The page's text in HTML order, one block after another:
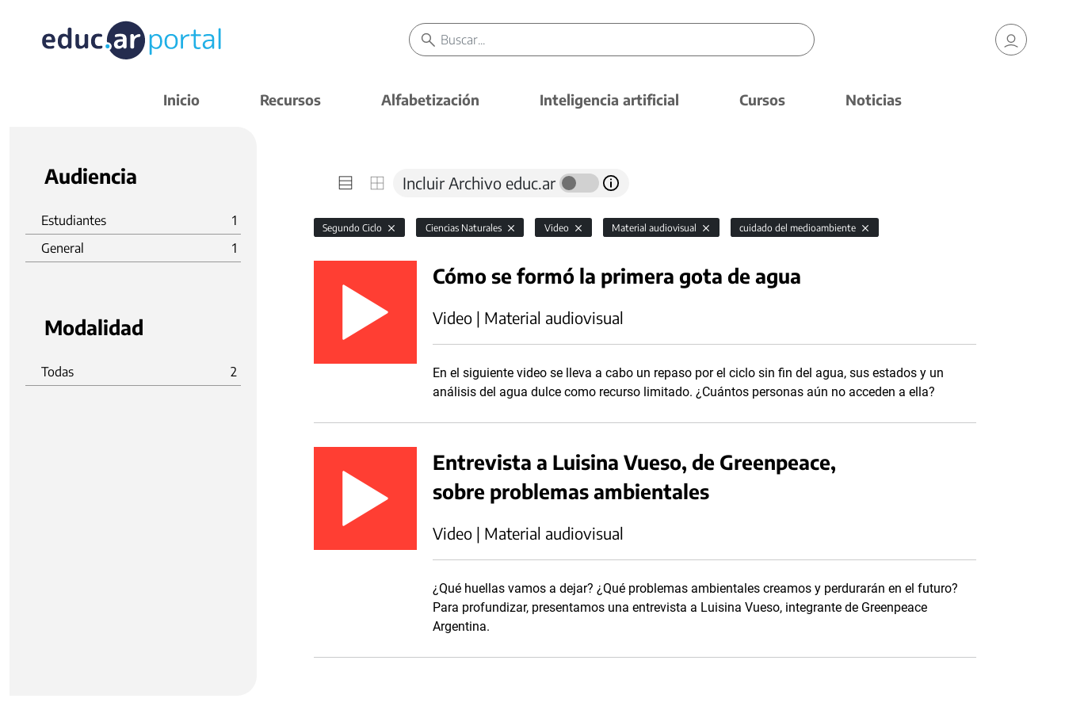
Inicio Recursos Alfabetización Inteligencia artificial Cursos Noticias
Audiencia
Estudiantes
1
General
1
Modalidad
Todas 2
Incluir Archivo educ.ar
Segundo Ciclo Ciencias Naturales Video Material audiovisual cuidado del medioambiente
Cómo se formó la primera gota de agua
Video | Material audiovisual
En el siguiente video se lleva a cabo un repaso por el ciclo sin fin del agua, sus estados y un
análisis del agua dulce como recurso limitado. ¿Cuántos personas aún no acceden a ella?
Entrevista a Luisina Vueso, de Greenpeace,
sobre problemas ambientales
Video | Material audiovisual
¿Qué huellas vamos a dejar? ¿Qué problemas ambientales creamos y perdurarán en el futuro?
Para profundizar, presentamos una entrevista a Luisina Vueso, integrante de Greenpeace
Argentina.